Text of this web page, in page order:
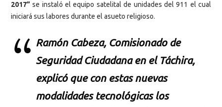
2017” se instaló el equipo satelital de unidades del 911 el cual
iniciará sus labores durante el asueto religioso.
Ramón Cabeza, Comisionado de
Seguridad Ciudadana en el Táchira,
explicó que con estas nuevas
modalidades tecnológicas los